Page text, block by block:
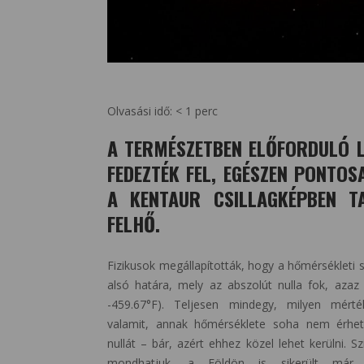
Olvasási idő: < 1 perc
A TERMÉSZETBEN ELŐFORDULÓ
FEDEZTÉK FEL, EGÉSZEN
A KENTAUR CSILLAGKÉPBEN
FELHŐ.
Fizikusok megállapították, hogy a hőmérsékleti
alsó határa, mely az abszolút nulla fok, azaz
-459.67°F). Teljesen mindegy, milyen
valamit, annak hőmérséklete soha nem
nullát – bár, azért ehhez közel lehet kerülni.